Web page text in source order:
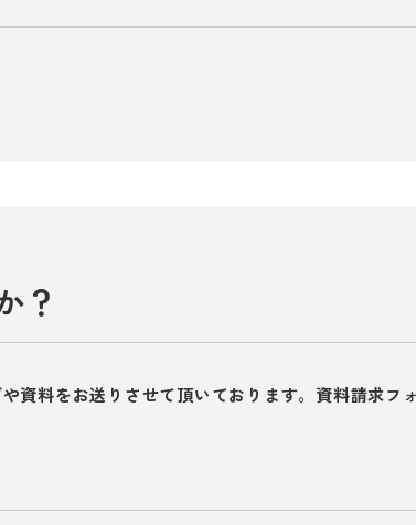
？
資料をお送りさせて頂いております。資料請求